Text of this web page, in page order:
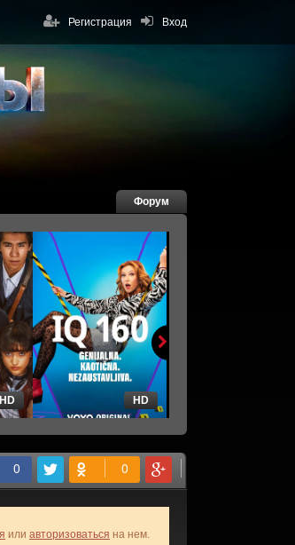
Вход
Регистрация
Форум
HD HD
или авторизоваться на нем.